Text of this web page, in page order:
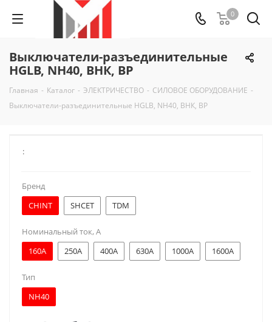
0
Выключатели-разъединительные
HGLB, NH40, ВНК, ВР
Главная - Каталог - ЭЛЕКТРИЧЕСТВО - СИЛОВОЕ ОБОРУДОВАНИЕ -
Выключатели-разъединительные HGLB, NH40, ВНК, ВР
:
Бренд
CHINT
SHCET TDM
Номинальный ток, А
160A
250A 400A 630A 1000A 1600A
Тип
NH40